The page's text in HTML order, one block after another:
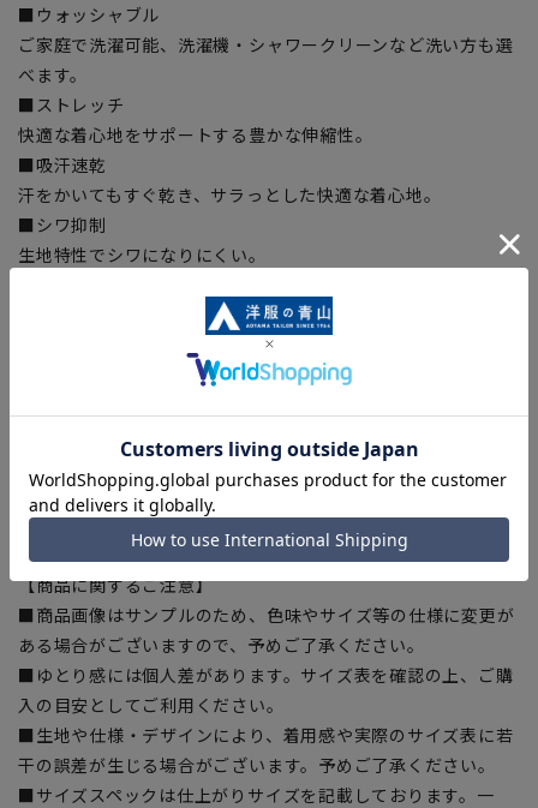
■ウォッシャブル
ご家庭で洗濯可能、洗濯機・シャワークリーンなど洗い方も選
べます。
■ストレッチ
快適な着心地をサポートする豊かな伸縮性。
■吸汗速乾
汗をかいてもすぐ乾き、サラっとした快適な着心地。
■シワ抑制
生地特性でシワになりにくい。
腰回りの伸縮性でノンストレス!
生地特性により、綺麗なプリーツラインをキープします。
こちらの商品のスラックスは、裾直しをする場合は店舗にて承
ります。補正料金については店舗へお問合せ下さい。股下はサ
イズスペックにてご確認くださいませ。
【商品に関するご注意】
■商品画像はサンプルのため、色味やサイズ等の仕様に変更が
ある場合がございますので、予めご了承ください。
■ゆとり感には個人差があります。サイズ表を確認の上、ご購
入の目安としてご利用ください。
■生地や仕様・デザインにより、着用感や実際のサイズ表に若
干の誤差が生じる場合がございます。予めご了承ください。
■サイズスペックは仕上がりサイズを記載しております。一